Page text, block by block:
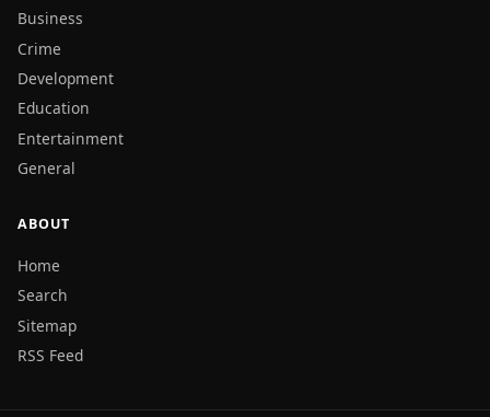
Business
Crime
Development
Education
Entertainment
General
ABOUT
Home
Search
Sitemap
RSS Feed